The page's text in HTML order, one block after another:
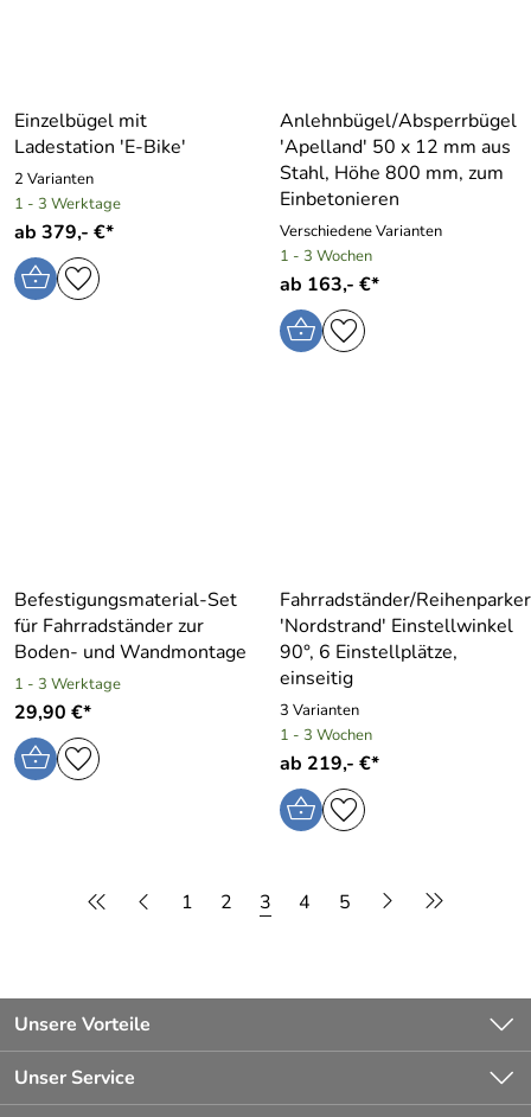
Einzelbügel mit
Ladestation ′E-Bike′
2 Varianten
1 - 3 Werktage
ab 379,- €*
Anlehnbügel/Absperrbügel
′Apelland′ 50 x 12 mm aus
Stahl, Höhe 800 mm, zum
Einbetonieren
Verschiedene Varianten
1 - 3 Wochen
ab 163,- €*
Befestigungsmaterial-Set
für Fahrradständer zur
Boden- und Wandmontage
1 - 3 Werktage
29,90 €*
Fahrradständer/Reihenparker
′Nordstrand′ Einstellwinkel
90°, 6 Einstellplätze,
einseitig
3 Varianten
1 - 3 Wochen
ab 219,- €*
1 2 3 4 5
Unsere Vorteile
Kompetente, persönliche Beratung
Unser Service